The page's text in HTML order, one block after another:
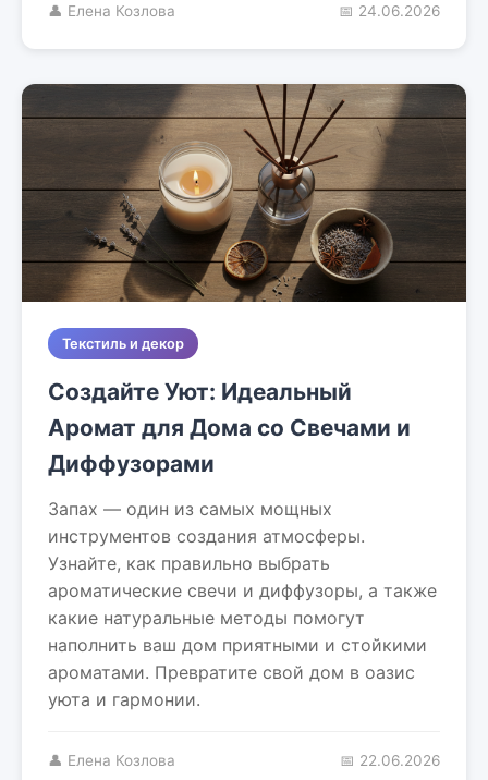
👤 Елена Козлова 📅 24.06.2026
Текстиль и декор
Создайте Уют: Идеальный
Аромат для Дома со Свечами и
Диффузорами
Запах — один из самых мощных
инструментов создания атмосферы.
Узнайте, как правильно выбрать
ароматические свечи и диффузоры, а также
какие натуральные методы помогут
наполнить ваш дом приятными и стойкими
ароматами. Превратите свой дом в оазис
уюта и гармонии.
👤 Елена Козлова 📅 22.06.2026